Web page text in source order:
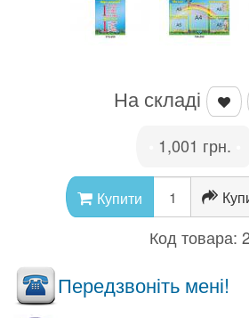
На складі
1,001 грн.
Купити
Код товара:
Передзвоніть мені!